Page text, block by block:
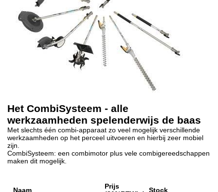
Het CombiSysteem - alle
werkzaamheden spelenderwijs de baas
Met slechts één combi-apparaat zo veel mogelijk verschillende
werkzaamheden op het perceel uitvoeren en hierbij zeer mobiel
zijn.
CombiSysteem: een combimotor plus vele combigereedschappen
maken dit mogelijk.
Naam
Prijs
Stock